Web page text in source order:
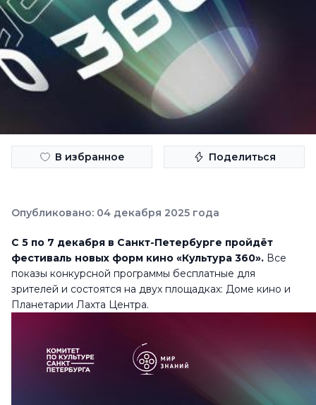
В избранное Поделиться
Опубликовано: 04 декабря 2025 года
С 5 по 7 декабря в Санкт-Петербурге пройдёт
фестиваль новых форм кино «Культура 360». Все
показы конкурсной программы бесплатные для
зрителей и состоятся на двух площадках: Доме кино и
Планетарии Лахта Центра.